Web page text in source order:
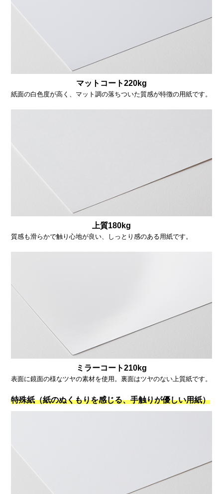
マットコート220kg
紙面の白色度が高く、マット調の落ちついた質感が特徴の用紙です。
上質180kg
質感も滑らかで触り心地が良い、しっとり感のある用紙です。
ミラーコート210kg
表面に鏡面の様なツヤの素材を使用。裏面はツヤのない上質紙です。
特殊紙（紙のぬくもりを感じる、手触りが優しい用紙）